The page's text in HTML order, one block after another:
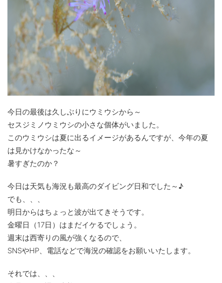
今日の最後は久しぶりにウミウシから～
セスジミノウミウシの小さな個体がいました。
このウミウシは夏に出るイメージがあるんですが、今年の夏
は見かけなかったな～
暑すぎたのか？
今日は天気も海況も最高のダイビング日和でした～♪
でも、、、
明日からはちょっと波が出てきそうです。
金曜日（17日）はまだイケるでしょう。
週末は西寄りの風が強くなるので、
SNSやHP、電話などで海況の確認をお願いいたします。
それでは、、、